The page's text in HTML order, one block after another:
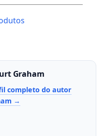
Graham
completo do autor